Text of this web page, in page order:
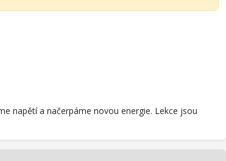
napětí a načerpáme novou energie. Lekce jsou